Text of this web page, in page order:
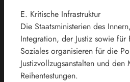
E. Kritische Infrastruktur
Die Staatsministerien des
Integration, der Justiz sowie
Soziales organisieren für die
Justizvollzugsanstalten und
Reihentestungen.